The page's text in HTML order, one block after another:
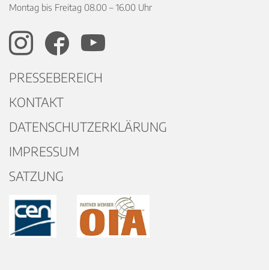
Montag bis Freitag 08.00 – 16.00 Uhr
PRESSEBEREICH
KONTAKT
DATENSCHUTZERKLÄRUNG
IMPRESSUM
SATZUNG